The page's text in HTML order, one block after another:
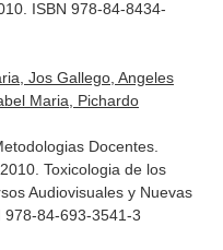
ISBN 978-84-8434-
Jos Gallego, Angeles
Maria, Pichardo
Docentes.
Toxicologia de los
Audiovisuales y Nuevas
978-84-693-3541-3